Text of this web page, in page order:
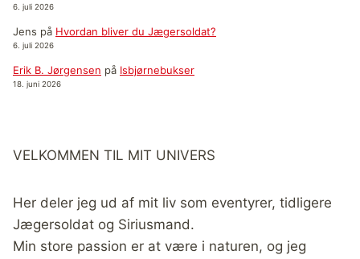
6. juli 2026
Jens på Hvordan bliver du Jægersoldat?
6. juli 2026
Erik B. Jørgensen på Isbjørnebukser
18. juni 2026
VELKOMMEN TIL MIT UNIVERS
Her deler jeg ud af mit liv som eventyrer, tidligere
Jægersoldat og Siriusmand.
Min store passion er at være i naturen, og jeg